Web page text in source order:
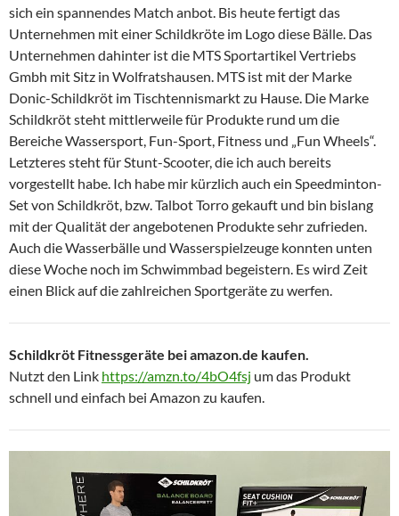
sich ein spannendes Match anbot. Bis heute fertigt das
Unternehmen mit einer Schildkröte im Logo diese Bälle. Das
Unternehmen dahinter ist die MTS Sportartikel Vertriebs
Gmbh mit Sitz in Wolfratshausen. MTS ist mit der Marke
Donic-Schildkröt im Tischtennismarkt zu Hause. Die Marke
Schildkröt steht mittlerweile für Produkte rund um die
Bereiche Wassersport, Fun-Sport, Fitness und „Fun Wheels“.
Letzteres steht für Stunt-Scooter, die ich auch bereits
vorgestellt habe. Ich habe mir kürzlich auch ein Speedminton-
Set von Schildkröt, bzw. Talbot Torro gekauft und bin bislang
mit der Qualität der angebotenen Produkte sehr zufrieden.
Auch die Wasserbälle und Wasserspielzeuge konnten unten
diese Woche noch im Schwimmbad begeistern. Es wird Zeit
einen Blick auf die zahlreichen Sportgeräte zu werfen.
Schildkröt Fitnessgeräte bei amazon.de kaufen.
Nutzt den Link https://amzn.to/4bO4fsj um das Produkt
schnell und einfach bei Amazon zu kaufen.